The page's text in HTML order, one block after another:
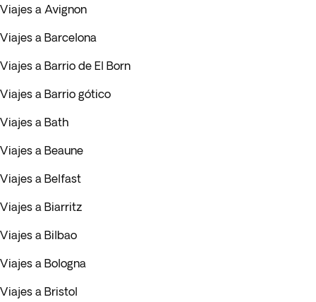
Viajes a Avignon
Viajes a Barcelona
Viajes a Barrio de El Born
Viajes a Barrio gótico
Viajes a Bath
Viajes a Beaune
Viajes a Belfast
Viajes a Biarritz
Viajes a Bilbao
Viajes a Bologna
Viajes a Bristol